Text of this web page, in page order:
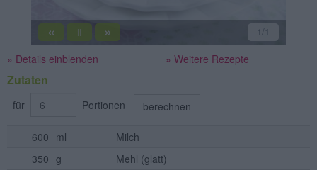
« || » 1/1
» Details einblenden » Weitere Rezepte
Zutaten
für Portionen berechnen
600 ml
Milch
350 g Mehl (glatt)